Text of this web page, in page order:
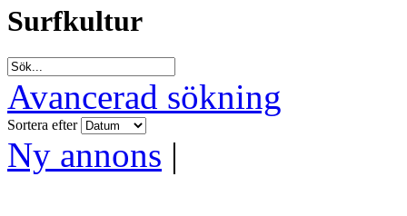
Surfkultur
Avancerad sökning
Sortera efter
Ny annons |